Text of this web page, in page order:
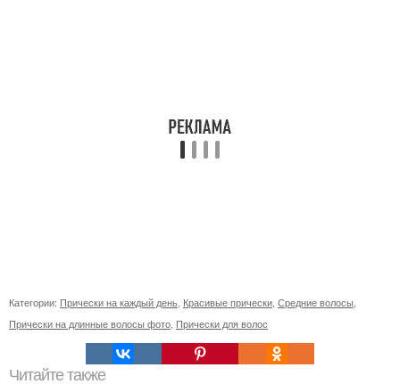
Категории: Прически на каждый день Красивые прически Средние волосы
Прически на длинные волосы фото Прически для волос
Читайте также